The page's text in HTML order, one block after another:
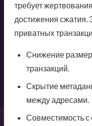
требует
достижения сжатия.
приватных
Снижение
транзакций.
Скрытие
между адресами.
Совместимость